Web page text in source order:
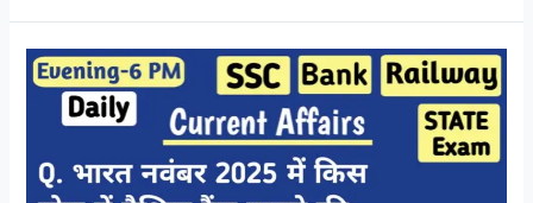
2025
Current
Affairs
MCQs
Hindi